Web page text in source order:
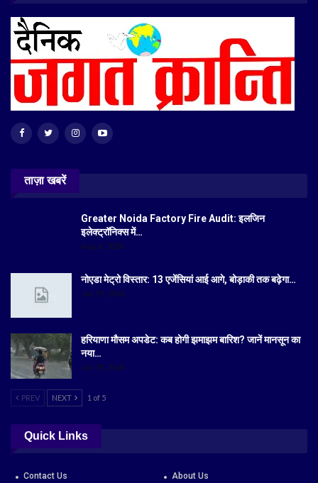
ताज़ा खबरें
Greater Noida Factory Fire Audit: इलजिन
इलेक्ट्रॉनिक्स में…
Aug 6, 2026
नोएडा मेट्रो विस्तार: 13 एजेंसियां आई आगे, बोड़ाकी तक बढ़ेगा…
Jul 19, 2026
हरियाणा मौसम अपडेट: कब होगी झमाझम बारिश? जानें मानसून का
नया…
Jul 18, 2026
PREV NEXT 1 of 5
Quick Links
Contact Us About Us